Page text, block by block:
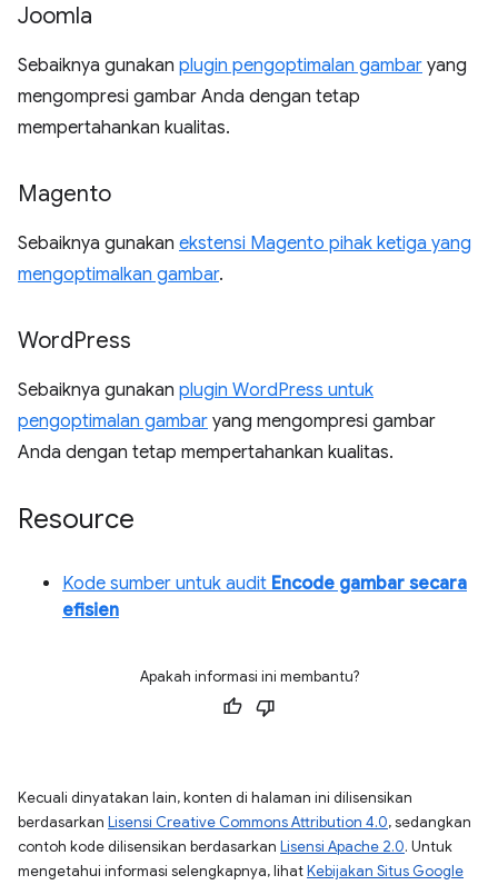
Joomla
Sebaiknya gunakan plugin pengoptimalan gambar yang
mengompresi gambar Anda dengan tetap
mempertahankan kualitas.
Magento
Sebaiknya gunakan ekstensi Magento pihak ketiga yang
mengoptimalkan gambar.
WordPress
Sebaiknya gunakan plugin WordPress untuk
pengoptimalan gambar yang mengompresi gambar
Anda dengan tetap mempertahankan kualitas.
Resource
Kode sumber untuk audit Encode gambar secara
efisien
Apakah informasi ini membantu?
Kecuali dinyatakan lain, konten di halaman ini dilisensikan
berdasarkan Lisensi Creative Commons Attribution 4.0, sedangkan
contoh kode dilisensikan berdasarkan Lisensi Apache 2.0. Untuk
mengetahui informasi selengkapnya, lihatKebijakan Situs Google